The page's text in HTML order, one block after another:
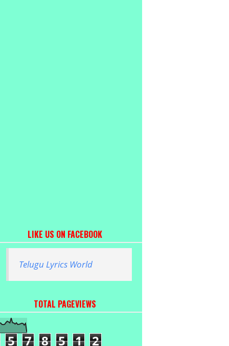
LIKE US ON FACEBOOK
Telugu Lyrics World
TOTAL PAGEVIEWS
5 7 8 5 1 2